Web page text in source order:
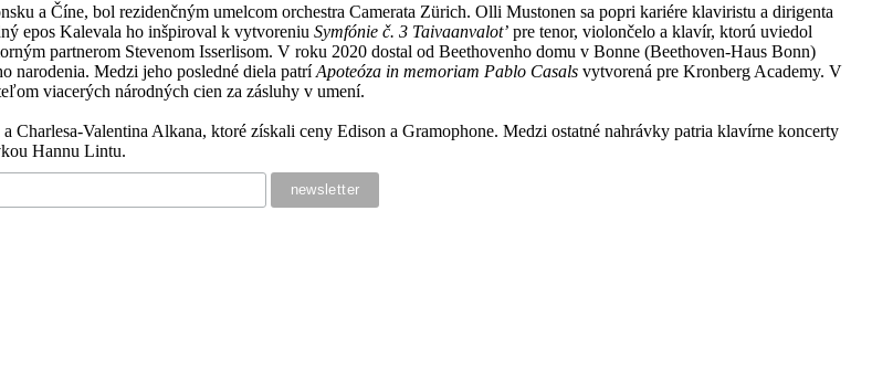
a Číne, bol rezidenčným umelcom orchestra Camerata Zürich. Olli Mustonen sa popri kariére klaviristu a dirigenta
epos Kalevala ho inšpiroval k vytvoreniu Symfónie č. 3 Taivaanvalot’ pre tenor, violončelo a klavír, ktorú uviedol
partnerom Stevenom Isserlisom. V roku 2020 dostal od Beethovenho domu v Bonne (Beethoven-Haus Bonn)
narodenia. Medzi jeho posledné diela patríApoteóza in memoriam Pablo Casals vytvorená pre Kronberg Academy. V
viacerých národných cien za zásluhy v umení.
Valentina Alkana, ktoré získali ceny Edison a Gramophone. Medzi ostatné nahrávky patria klavírne koncerty
Hannu Lintu.